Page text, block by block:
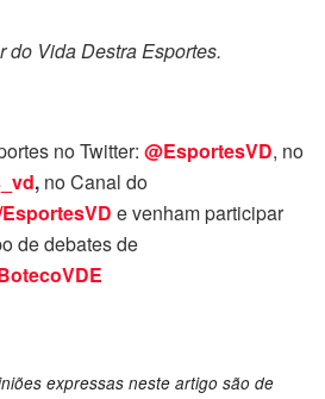
do Vida Destra Esportes.
no Twitter: @EsportesVD, no
, no Canal do
e venham participar
de debates de
expressas neste artigo são de